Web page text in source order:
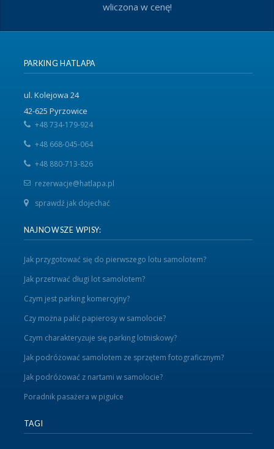
wliczona w cenę!
PARKING HATLAPA
ul. Kolejowa 24
42-625 Pyrzowice
+48 734-179-924
+48 668-045-064
+48 880-713-826
rezerwacje@hatlapa.pl
sprawdź jak dojechać
NAJNOWSZE WPISY:
Jak przygotować się do pierwszego lotu samolotem?
Jak przetrwać długi lot samolotem?
Czym jest parking komercyjny?
Czy można palić papierosy w samolocie?
Czym charakteryzuje się parking lotniskowy?
Jak podróżować samolotem ze sprzętem fotograficznym?
Jak podróżować z nartami w samolocie?
Poradnik pasażera w pigułce
TAGI